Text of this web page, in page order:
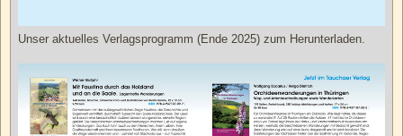
Unser aktuelles Verlagsprogramm (Ende 2025) zum Herunterladen.